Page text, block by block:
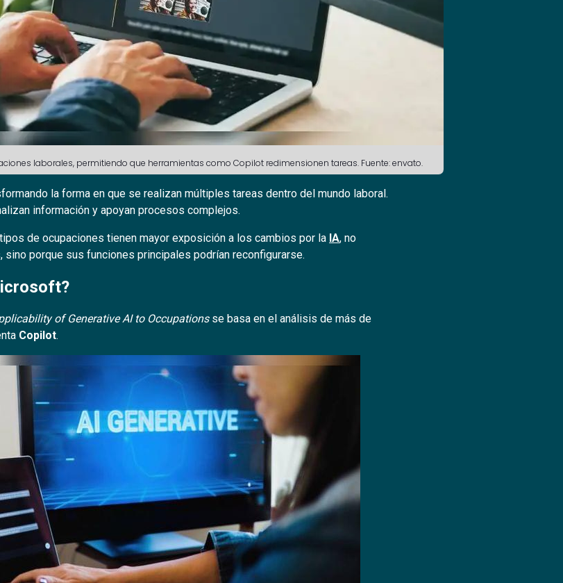
laborales, permitiendo que herramientas como Copilot redimensionen tareas. Fuente: envato.
la forma en que se realizan múltiples tareas dentro del mundo laboral.
información y apoyan procesos complejos.
de ocupaciones tienen mayor exposición a los cambios por la IA, no
porque sus funciones principales podrían reconfigurarse.
of Generative AI to Occupationsse basa en el análisis de más de
Copilot.